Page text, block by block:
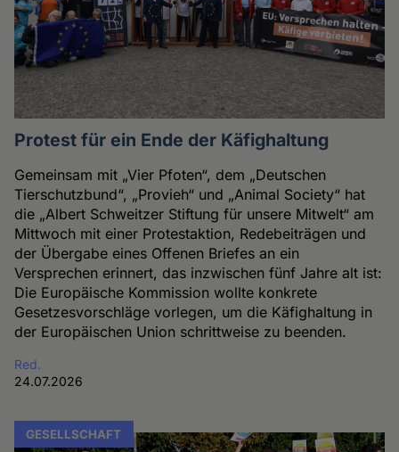
Protest für ein Ende der Käfighaltung
Gemeinsam mit „Vier Pfoten“, dem „Deutschen
Tierschutzbund“, „Provieh“ und „Animal Society“ hat
die „Albert Schweitzer Stiftung für unsere Mitwelt“ am
Mittwoch mit einer Protestaktion, Redebeiträgen und
der Übergabe eines Offenen Briefes an ein
Versprechen erinnert, das inzwischen fünf Jahre alt ist:
Die Europäische Kommission wollte konkrete
Gesetzesvorschläge vorlegen, um die Käfighaltung in
der Europäischen Union schrittweise zu beenden.
Red.
24.07.2026
GESELLSCHAFT